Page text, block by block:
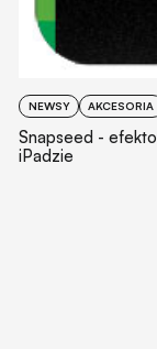
NEWSY AKCESORIA
Snapseed -
iPadzie